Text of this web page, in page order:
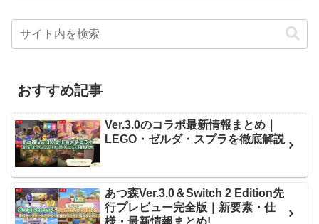
おすすめ記事
Ver.3.0のコラボ最新情報まとめ｜
LEGO・ゼルダ・スプラを徹底解説
あつ森Ver.3.0＆Switch 2 Edition先
行プレビュー完全版｜新要素・仕
様・最新情報まとめ!